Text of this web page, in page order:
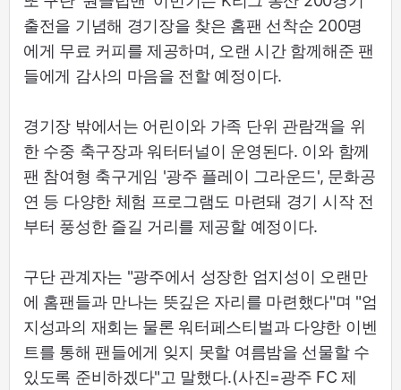
출전을 기념해 경기장을 찾은 홈팬 선착순 200명
에게 무료 커피를 제공하며, 오랜 시간 함께해준 팬
들에게 감사의 마음을 전할 예정이다.
경기장 밖에서는 어린이와 가족 단위 관람객을 위
한 수중 축구장과 워터터널이 운영된다. 이와 함께
팬 참여형 축구게임 '광주 플레이 그라운드', 문화공
연 등 다양한 체험 프로그램도 마련돼 경기 시작 전
부터 풍성한 즐길 거리를 제공할 예정이다.
구단 관계자는 "광주에서 성장한 엄지성이 오랜만
에 홈팬들과 만나는 뜻깊은 자리를 마련했다"며 "엄
지성과의 재회는 물론 워터페스티벌과 다양한 이벤
트를 통해 팬들에게 잊지 못할 여름밤을 선물할 수
있도록 준비하겠다"고 말했다.(사진=광주 FC 제